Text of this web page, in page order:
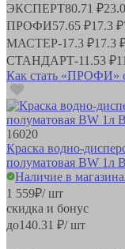
ЭКСПЕРТ80.71 ₽
ПРОФИ57.65 ₽17.3 ₽
МАСТЕР-17.3 ₽17.3
СТАНДАРТ-11.53 ₽
Как стать «ПРОФИ»
16020
Краска водно-
полуматовая BW 1л
Наличие в
1 559₽/ шт
скидка и бонус
до140.31 ₽/ шт